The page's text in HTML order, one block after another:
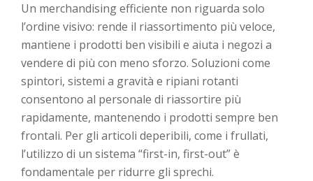
Un merchandising efficiente non riguarda solo
l’ordine visivo: rende il riassortimento più veloce,
mantiene i prodotti ben visibili e aiuta i negozi a
vendere di più con meno sforzo. Soluzioni come
spintori, sistemi a gravità e ripiani rotanti
consentono al personale di riassortire più
rapidamente, mantenendo i prodotti sempre ben
frontali. Per gli articoli deperibili, come i frullati,
l’utilizzo di un sistema “first-in, first-out” è
fondamentale per ridurre gli sprechi.